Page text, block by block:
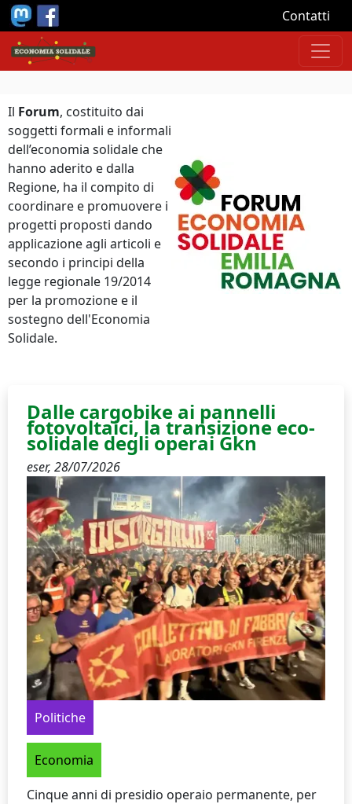
Salta al contenuto principale Contatti
Il Forum, costituito dai
soggetti formali e informali
dell’economia solidale che
hanno aderito e dalla
Regione, ha il compito di
coordinare e promuovere i
progetti proposti dando
applicazione agli articoli e
secondo i principi della
legge regionale 19/2014
per la promozione e il
sostegno dell'Economia
Solidale.
Dalle cargobike ai pannelli
fotovoltaici, la transizione eco-
solidale degli operai Gkn
eser, 28/07/2026
Politiche
Economia
Cinque anni di presidio operaio permanente, per